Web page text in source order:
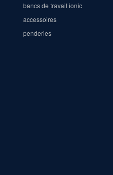
bancs de travail ionic
accessoires
penderies